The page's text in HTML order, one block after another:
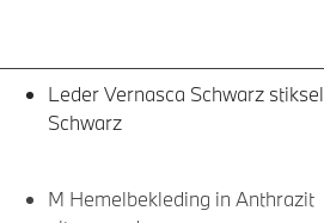
Leder Vernasca Schwarz stiksel
Schwarz
M Hemelbekleding in Anthrazit